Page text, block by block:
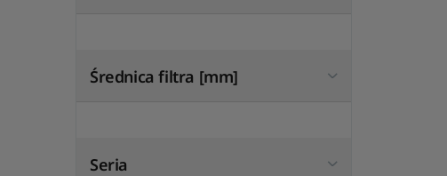
Średnica filtra [mm]
Seria